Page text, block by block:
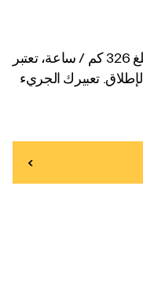
مع قوّة 580 حصاناً وسرعة قصوى تبلغ 326 كم / ساعة، تعتبر
تعبيرك الجريء